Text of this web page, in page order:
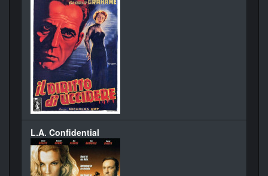
L.A. Confidential